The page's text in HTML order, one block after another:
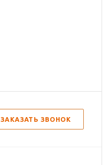
ЗАКАЗАТЬ ЗВОНОК